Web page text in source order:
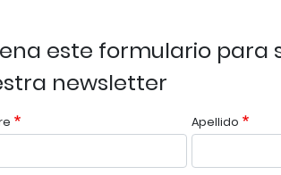
este formulario para
newsletter
Apellido